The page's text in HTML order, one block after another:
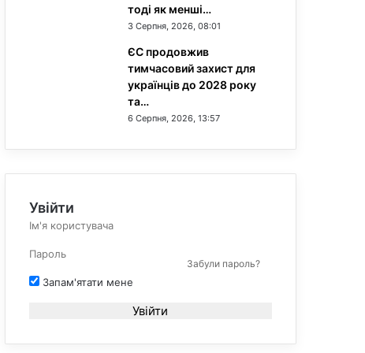
тоді як менші…
3 Серпня, 2026, 08:01
ЄС продовжив
тимчасовий захист для
українців до 2028 року
та…
6 Серпня, 2026, 13:57
Увійти
Забули пароль?
Запам'ятати мене
Увійти